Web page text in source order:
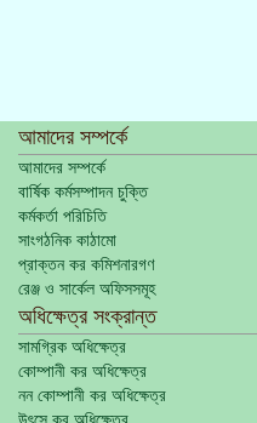
আমাদের সম্পর্কে
আমাদের সম্পর্কে
বার্ষিক কর্মসম্পাদন চুক্তি
কর্মকর্তা পরিচিতি
সাংগঠনিক কাঠামো
প্রাক্তন কর কমিশনারগণ
রেঞ্জ ও সার্কেল অফিসসমূহ
অধিক্ষেত্র সংক্রান্ত
সামগ্রিক অধিক্ষেত্র
কোম্পানী কর অধিক্ষেত্র
নন কোম্পানী কর অধিক্ষেত্র